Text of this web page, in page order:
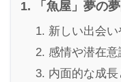
「魚屋」夢の
新しい出会
感情や潜在
内面的な成